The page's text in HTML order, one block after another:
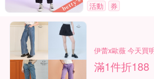
活動 券
伊蕾x歐薇 今天買
滿1件折188